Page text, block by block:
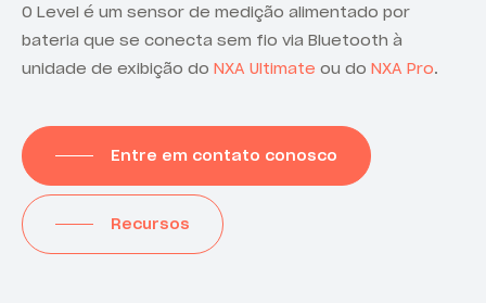
O Level é um sensor de medição alimentado por
bateria que se conecta sem fio via Bluetooth à
unidade de exibição do NXA Ultimate ou do NXA Pro.
Entre em contato conosco
Recursos